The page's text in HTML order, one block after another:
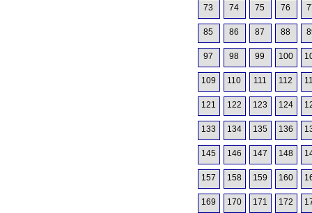
73 74 75 76
85 86 87 88
97 98 99 100
109 110 111 112
121 122 123 124
133 134 135 136
145 146 147 148
157 158 159 160
169 170 171 172